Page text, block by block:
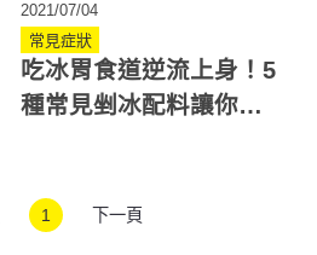
2021/07/04
常見症狀
吃冰胃食道逆流上身！5
種常見剉冰配料讓你脹
1 下一頁